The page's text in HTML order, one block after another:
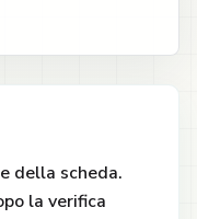
della scheda.
la verifica